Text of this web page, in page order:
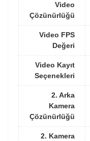
Video
Çözünürlüğü
Video FPS
Değeri
Video Kayıt
Seçenekleri
2. Arka
Kamera
Çözünürlüğü
2. Kamera